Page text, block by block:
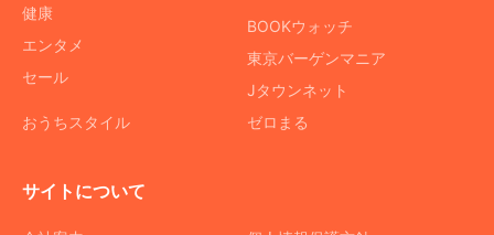
健康
エンタメ
セール
おうちスタイル
BOOKウォッチ
東京バーゲンマニア
Jタウンネット
ゼロまる
サイトについて